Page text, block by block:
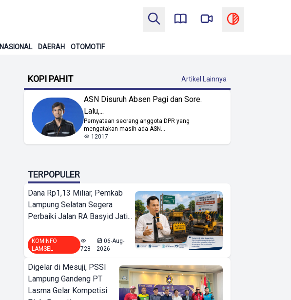
NASIONAL DAERAH OTOMOTIF
KOPI PAHIT Artikel Lainnya
ASN Disuruh Absen Pagi dan Sore.
Lalu,...
Pernyataan seorang anggota DPR yang
mengatakan masih ada ASN...
12017
TERPOPULER
Dana Rp1,13 Miliar, Pemkab
Lampung Selatan Segera
Perbaiki Jalan RA Basyid Jati...
KOMINFO
LAMSEL
728
06-Aug-
2026
Digelar di Mesuji, PSSI
Lampung Gandeng PT
Lasma Gelar Kompetisi